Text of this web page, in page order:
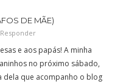
DE MÃE)
Responder
e aos papás! A minha
no próximo sábado,
dela que acompanho o blog